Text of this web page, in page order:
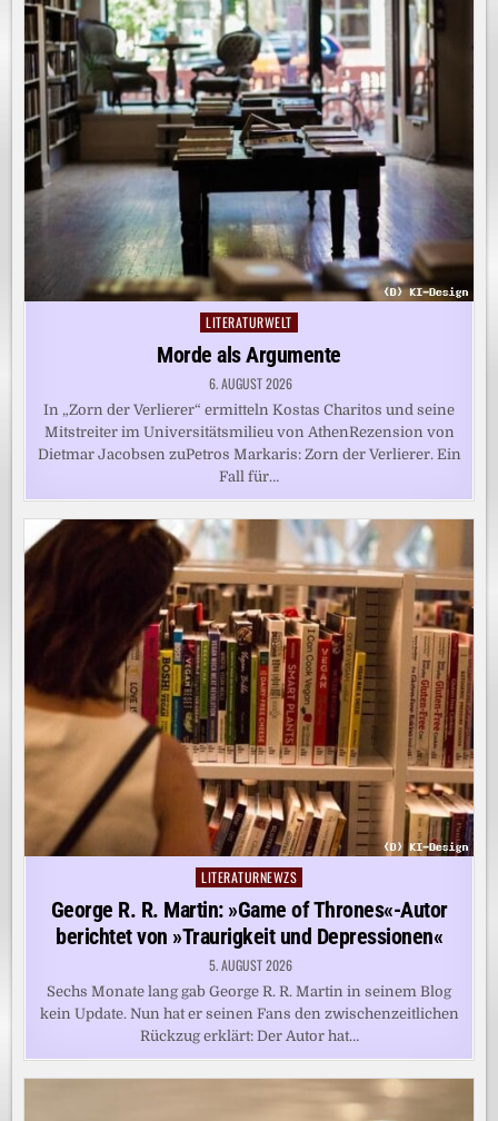
Posted
in
LITERATURWELT
Morde als Argumente
6. AUGUST 2026
In „Zorn der Verlierer“ ermitteln Kostas Charitos und seine
Mitstreiter im Universitätsmilieu von AthenRezension von
Dietmar Jacobsen zuPetros Markaris: Zorn der Verlierer. Ein
Fall für…
Posted
in
LITERATURNEWZS
George R. R. Martin: »Game of Thrones«-Autor
berichtet von »Traurigkeit und Depressionen«
5. AUGUST 2026
Sechs Monate lang gab George R. R. Martin in seinem Blog
kein Update. Nun hat er seinen Fans den zwischenzeitlichen
Rückzug erklärt: Der Autor hat…